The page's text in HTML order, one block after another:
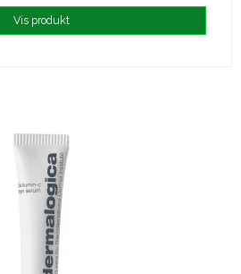
Vis produkt